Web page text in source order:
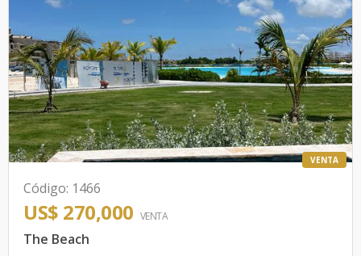
VENTA
Código: 1466
US$ 270,000 VENTA
The Beach